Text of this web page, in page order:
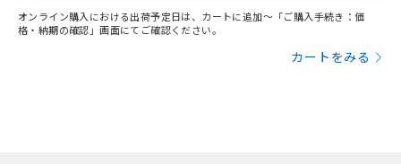
オンライン購入における出荷予定日は、カートに追加～「ご購入手続き：価
格・納期の確認」画面にてご確認ください。
カートをみる